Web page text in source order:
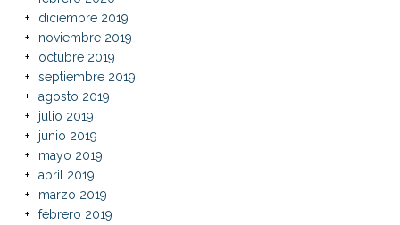
diciembre 2019
noviembre 2019
octubre 2019
septiembre 2019
agosto 2019
julio 2019
junio 2019
mayo 2019
abril 2019
marzo 2019
febrero 2019